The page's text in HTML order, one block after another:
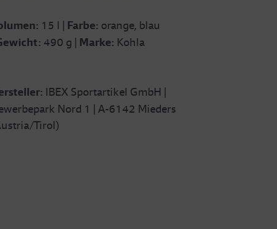
15 l | Farbe: orange, blau
490 g | Marke: Kohla
IBEX Sportartikel GmbH |
Nord 1 | A-6142 Mieders
Tirol)